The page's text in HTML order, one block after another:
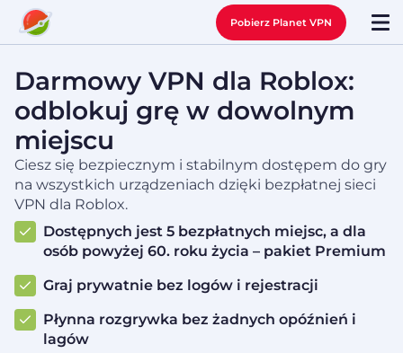
Pobierz Planet VPN
Darmowy VPN dla Roblox:
odblokuj grę w dowolnym
miejscu
Ciesz się bezpiecznym i stabilnym dostępem do gry
na wszystkich urządzeniach dzięki bezpłatnej sieci
VPN dla Roblox.
Dostępnych jest 5 bezpłatnych miejsc, a dla
osób powyżej 60. roku życia – pakiet Premium
Graj prywatnie bez logów i rejestracji
Płynna rozgrywka bez żadnych opóźnień i
lagów